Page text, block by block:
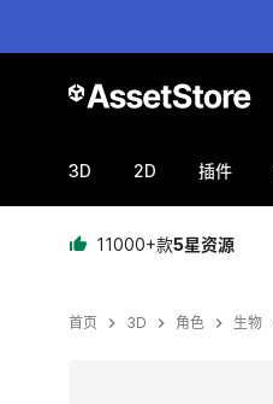
3D 2D 插件
11000+款5星资源
首页 3D 角色 生物